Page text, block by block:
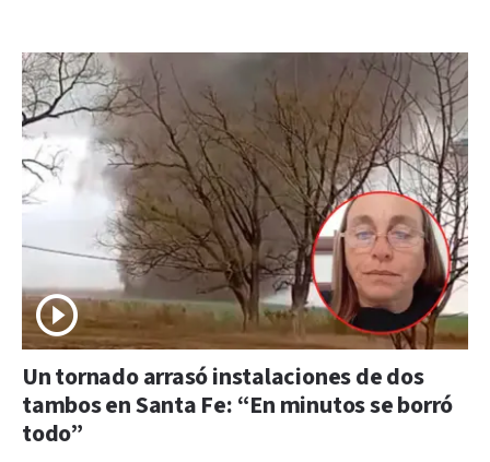
Un tornado arrasó instalaciones de dos
tambos en Santa Fe: “En minutos se borró
todo”